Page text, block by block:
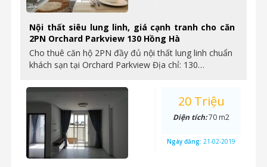
Nội thất siêu lung linh, giá cạnh tranh cho căn
2PN Orchard Parkview 130 Hồng Hà
Cho thuê căn hộ 2PN đầy đủ nội thất lung linh chuẩn
khách sạn tại Orchard Parkview Địa chỉ: 130…
20 Triệu
Diện tích:70 m2
Ngày đăng: 21-02-2019